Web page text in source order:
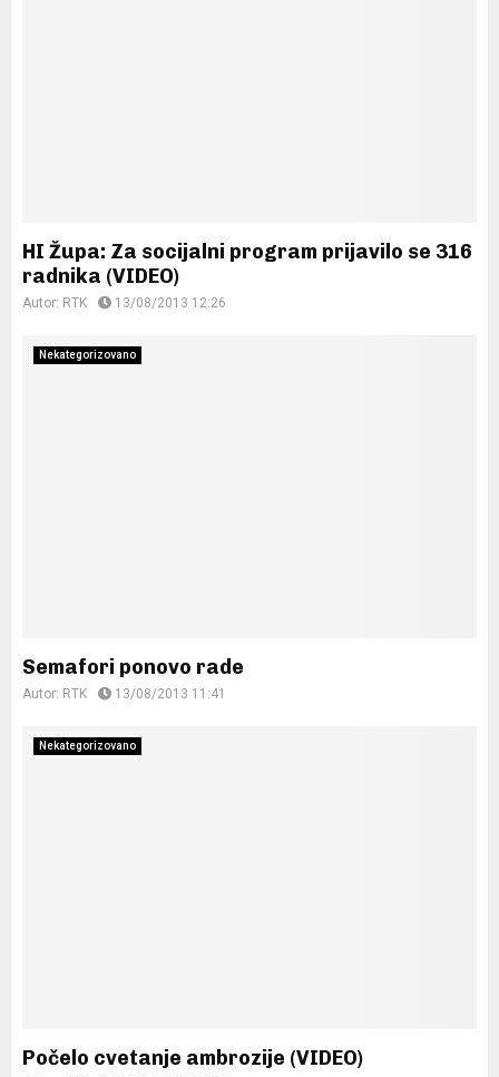
HI Župa: Za socijalni program prijavilo se 316
radnika (VIDEO)
Autor: RTK 13/08/2013 12:26
Nekategorizovano
Semafori ponovo rade
Autor: RTK 13/08/2013 11:41
Nekategorizovano
Počelo cvetanje ambrozije (VIDEO)